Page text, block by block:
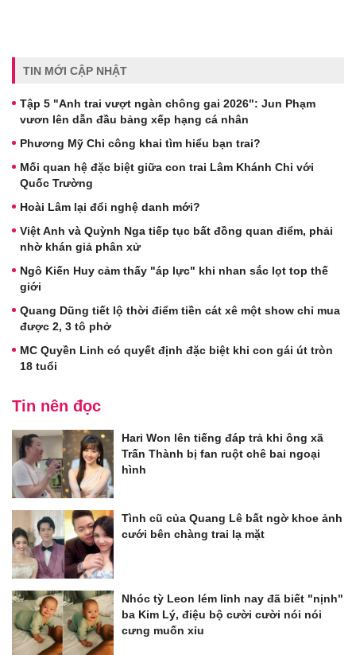
TIN MỚI CẬP NHẬT
Tập 5 "Anh trai vượt ngàn chông gai 2026": Jun Phạm
vươn lên dẫn đầu bảng xếp hạng cá nhân
Phương Mỹ Chi công khai tìm hiểu bạn trai?
Mối quan hệ đặc biệt giữa con trai Lâm Khánh Chi với
Quốc Trường
Hoài Lâm lại đổi nghệ danh mới?
Việt Anh và Quỳnh Nga tiếp tục bất đồng quan điểm, phải
nhờ khán giả phân xử
Ngô Kiến Huy cảm thấy "áp lực" khi nhan sắc lọt top thế
giới
Quang Dũng tiết lộ thời điểm tiền cát xê một show chỉ mua
được 2, 3 tô phở
MC Quyền Linh có quyết định đặc biệt khi con gái út tròn
18 tuổi
Tin nên đọc
Hari Won lên tiếng đáp trả khi ông xã
Trấn Thành bị fan ruột chê bai ngoại
hình
Tình cũ của Quang Lê bất ngờ khoe ảnh
cưới bên chàng trai lạ mặt
Nhóc tỳ Leon lém lỉnh nay đã biết "nịnh"
ba Kim Lý, điệu bộ cười cười nói nói
cưng muốn xỉu